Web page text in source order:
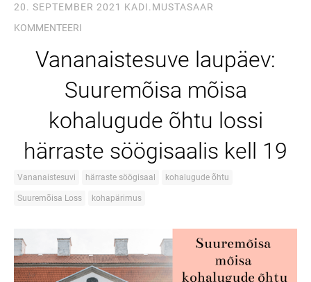
20. SEPTEMBER 2021 KADI.MUSTASAAR
KOMMENTEERI
Vananaistesuve laupäev:
Suuremõisa mõisa
kohalugude õhtu lossi
härraste söögisaalis kell 19
Vananaistesuvi härraste söögisaal kohalugude õhtu
Suuremõisa Loss kohapärimus